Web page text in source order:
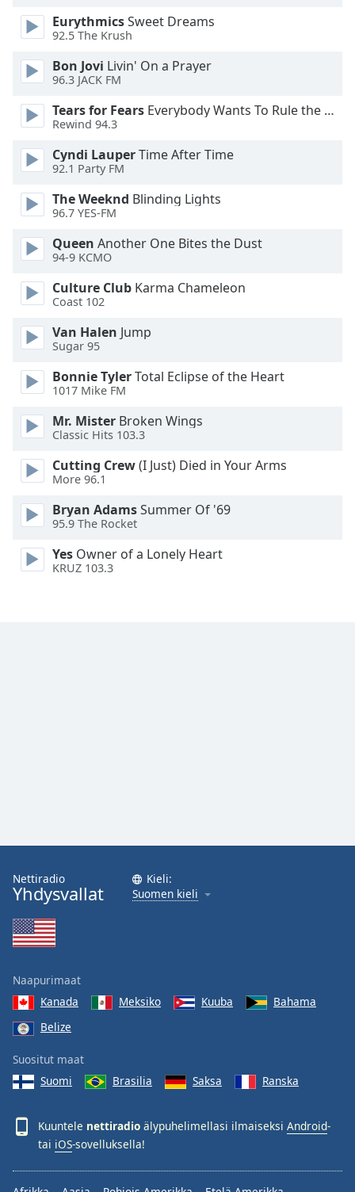
Opacity
Text
Background
Color
Opacity
Caption
Area
Color
Opacity
Size
Edge
Style
Font
Reset
Done
EurythmicsSweet Dreams
92.5 The Krush
Bon Jovi Livin' On a Prayer
96.3 JACK FM
Tears for Fears Everybody Wants To Rule the World
Rewind 94.3
Cyndi LauperTime After Time
92.1 Party FM
The Weeknd Blinding Lights
96.7 YES-FM
Queen Another One Bites the Dust
94-9 KCMO
Culture Club Karma Chameleon
Coast 102
Van Halen Jump
Sugar 95
Bonnie TylerTotal Eclipse of the Heart
1017 Mike FM
Mr. Mister Broken Wings
Classic Hits 103.3
Cutting Crew(I Just) Died in Your Arms
More 96.1
Bryan AdamsSummer Of '69
95.9 The Rocket
Yes Owner of a Lonely Heart
KRUZ 103.3
Nettiradio
Yhdysvallat
Kieli:
Suomen kieli
Naapurimaat
Kanada
Meksiko Kuuba
Bahama
Belize
Suositut maat
Suomi
Brasilia Saksa Ranska
Kuuntele nettiradio älypuhelimellasi ilmaiseksi Android-
tai iOS-sovelluksella!